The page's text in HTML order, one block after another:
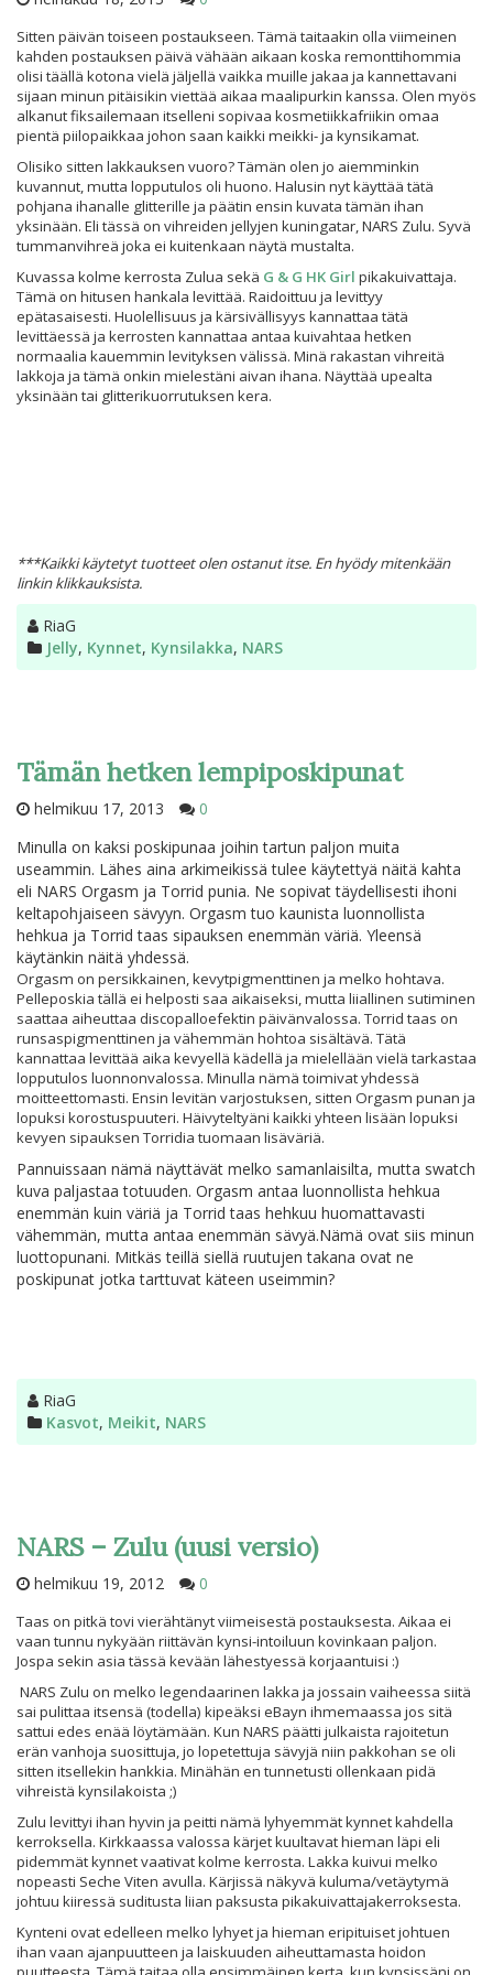
Sitten päivän toiseen postaukseen. Tämä taitaakin olla viimeinen
kahden postauksen päivä vähään aikaan koska remonttihommia
olisi täällä kotona vielä jäljellä vaikka muille jakaa ja kannettavani
sijaan minun pitäisikin viettää aikaa maalipurkin kanssa. Olen myös
alkanut fiksailemaan itselleni sopivaa kosmetiikkafriikin omaa
pientä piilopaikkaa johon saan kaikki meikki- ja kynsikamat.
Olisiko sitten lakkauksen vuoro? Tämän olen jo aiemminkin
kuvannut, mutta lopputulos oli huono. Halusin nyt käyttää tätä
pohjana ihanalle glitterille ja päätin ensin kuvata tämän ihan
yksinään. Eli tässä on vihreiden jellyjen kuningatar, NARS Zulu. Syvä
tummanvihreä joka ei kuitenkaan näytä mustalta.
Kuvassa kolme kerrosta Zulua sekä G & G HK Girl pikakuivattaja.
Tämä on hitusen hankala levittää. Raidoittuu ja levittyy
epätasaisesti. Huolellisuus ja kärsivällisyys kannattaa tätä
levittäessä ja kerrosten kannattaa antaa kuivahtaa hetken
normaalia kauemmin levityksen välissä. Minä rakastan vihreitä
lakkoja ja tämä onkin mielestäni aivan ihana. Näyttää upealta
yksinään tai glitterikuorrutuksen kera.
***Kaikki käytetyt tuotteet olen ostanut itse. En hyödy mitenkään
linkin klikkauksista.
Kirjoittaja
RiaG
Kategoriat
Jelly, Kynnet, Kynsilakka, NARS
Tämän hetken lempiposkipunat
helmikuu 17, 2013
0
Minulla on kaksi poskipunaa joihin tartun paljon muita
useammin. Lähes aina arkimeikissä tulee käytettyä näitä kahta
eli NARS Orgasm ja Torrid punia. Ne sopivat täydellisesti ihoni
keltapohjaiseen sävyyn. Orgasm tuo kaunista luonnollista
hehkua ja Torrid taas sipauksen enemmän väriä. Yleensä
käytänkin näitä yhdessä.
Orgasm on persikkainen, kevytpigmenttinen ja melko hohtava.
Pelleposkia tällä ei helposti saa aikaiseksi, mutta liiallinen sutiminen
saattaa aiheuttaa discopalloefektin päivänvalossa. Torrid taas on
runsaspigmenttinen ja vähemmän hohtoa sisältävä. Tätä
kannattaa levittää aika kevyellä kädellä ja mielellään vielä tarkastaa
lopputulos luonnonvalossa. Minulla nämä toimivat yhdessä
moitteettomasti. Ensin levitän varjostuksen, sitten Orgasm punan ja
lopuksi korostuspuuteri. Häivyteltyäni kaikki yhteen lisään lopuksi
kevyen sipauksen Torridia tuomaan lisäväriä.
Pannuissaan nämä näyttävät melko samanlaisilta, mutta swatch
kuva paljastaa totuuden. Orgasm antaa luonnollista hehkua
enemmän kuin väriä ja Torrid taas hehkuu huomattavasti
vähemmän, mutta antaa enemmän sävyä.Nämä ovat siis minun
luottopunani. Mitkäs teillä siellä ruutujen takana ovat ne
poskipunat jotka tarttuvat käteen useimmin?
Kirjoittaja
RiaG
Kategoriat
Kasvot, Meikit, NARS
NARS – Zulu (uusi versio)
helmikuu 19, 2012 0
Taas on pitkä tovi vierähtänyt viimeisestä postauksesta. Aikaa ei
vaan tunnu nykyään riittävän kynsi-intoiluun kovinkaan paljon.
Jospa sekin asia tässä kevään lähestyessä korjaantuisi :)
NARS Zulu on melko legendaarinen lakka ja jossain vaiheessa siitä
sai pulittaa itsensä (todella) kipeäksi eBayn ihmemaassa jos sitä
sattui edes enää löytämään. Kun NARS päätti julkaista rajoitetun
erän vanhoja suosittuja, jo lopetettuja sävyjä niin pakkohan se oli
sitten itsellekin hankkia. Minähän en tunnetusti ollenkaan pidä
vihreistä kynsilakoista ;)
Zulu levittyi ihan hyvin ja peitti nämä lyhyemmät kynnet kahdella
kerroksella. Kirkkaassa valossa kärjet kuultavat hieman läpi eli
pidemmät kynnet vaativat kolme kerrosta. Lakka kuivui melko
nopeasti Seche Viten avulla. Kärjissä näkyvä kuluma/vetäytymä
johtuu kiiressä suditusta liian paksusta pikakuivattajakerroksesta.
Kynteni ovat edelleen melko lyhyet ja hieman eripituiset johtuen
ihan vaan ajanpuutteen ja laiskuuden aiheuttamasta hoidon